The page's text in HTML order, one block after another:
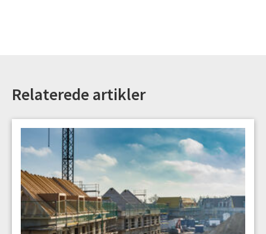
Relaterede artikler